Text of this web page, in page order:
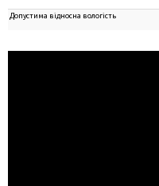
Допустима відносна вологість